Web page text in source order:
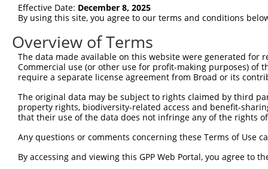
Effective Date: December 8, 2025
By using this site, you agree to our terms and conditions
Overview of Terms
The data made available on this website were generated
Commercial use (or other use for profit-making purposes) of
require a separate license agreement from Broad or its
The original data may be subject to rights claimed by third
property rights, biodiversity-related access and benefit-
that their use of the data does not infringe any of the rights
Any questions or comments concerning these Terms of Use
By accessing and viewing this GPP Web Portal, you agree to